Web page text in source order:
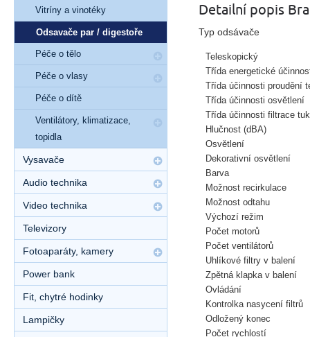
Detailní popis
Typ odsávače
Teleskopický
Třída energetické
Třída účinnosti proudění
Třída účinnosti osvětlení
Třída účinnosti filtrace
Hlučnost (dBA)
Osvětlení
Dekorativní osvětlení
Barva
Možnost recirkulace
Možnost odtahu
Výchozí režim
Počet motorů
Počet ventilátorů
Uhlíkové filtry v balení
Zpětná klapka v balení
Ovládání
Kontrolka nasycení filtrů
Odložený konec
Počet rychlostí
Vitríny a vinotéky
Odsavače par / digestoře
Péče o tělo
Péče o vlasy
Péče o dítě
Ventilátory, klimatizace,
topidla
Vysavače
Audio technika
Video technika
Televizory
Fotoaparáty, kamery
Power bank
Fit, chytré hodinky
Lampičky